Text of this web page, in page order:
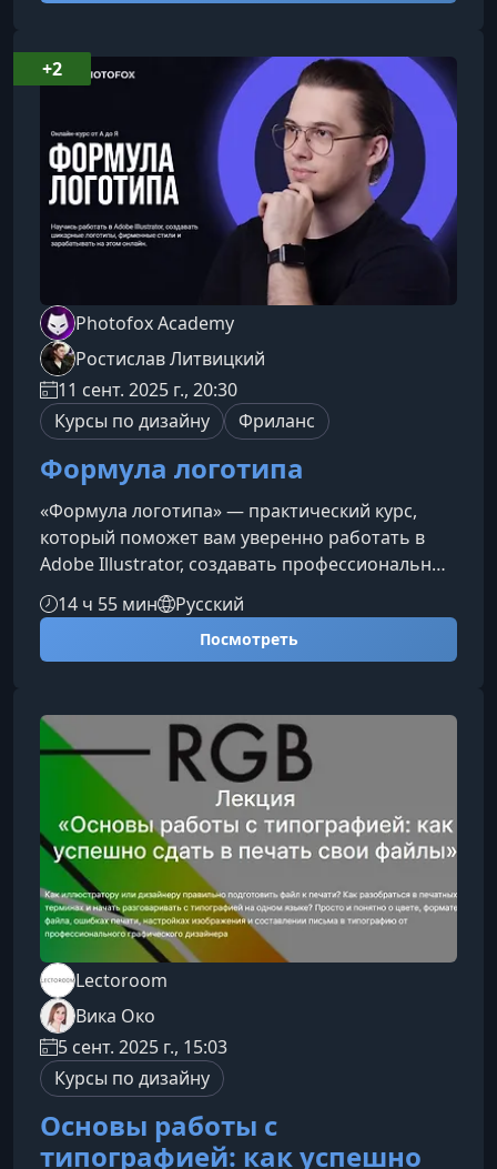
и получить чёткую систему развития в
дизайне.Что вы освоите на курсеОбучение
строится вокруг практики и реальных задач,
благодаря
Photofox Academy
Ростислав Литвицкий
11 сент. 2025 г., 20:30
Курсы по дизайну
Фриланс
Формула логотипа
«Формула логотипа» — практический курс,
который поможет вам уверенно работать в
Adobe Illustrator, создавать профессиональные
логотипы и фирменные стили, а также
превращать навыки дизайна в стабильный
доход. Обучение подходит новичкам,
практикующим дизайнерам и фрилансерам,
портфолио.Чему вы научитесьКурс сочетает в
себе фундаментальную теорию, технические
навыки и практику бренд‑дизайна. Работать с
14 ч 55 мин Русский
Посмотреть
+2
Lectoroom
Вика Око
5 сент. 2025 г., 15:03
Курсы по дизайну
Основы работы с
типографией: как успешно